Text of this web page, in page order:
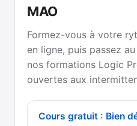
MAO
Formez-vous à votre
en ligne, puis passez
nos formations Logic
ouvertes aux
Cours gratuit : Bien